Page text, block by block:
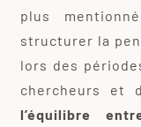
plus
structurer la
lors des
chercheurs et
l’équilibre